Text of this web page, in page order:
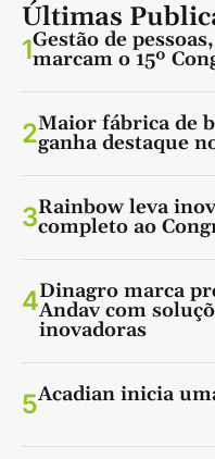
Últimas
1Gestão de
marcam o 15º
2Maior fábrica de
ganha destaque
3Rainbow leva
completo ao
4Dinagro marca
Andav com
inovadoras
5Acadian inicia